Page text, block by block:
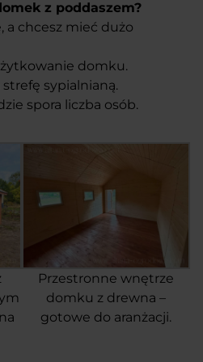
z poddaszem?
a chcesz mieć dużo
domku.
sypialnianą.
spora liczba osób.
Przestronne wnętrze
domku z drewna –
gotowe do aranżacji.